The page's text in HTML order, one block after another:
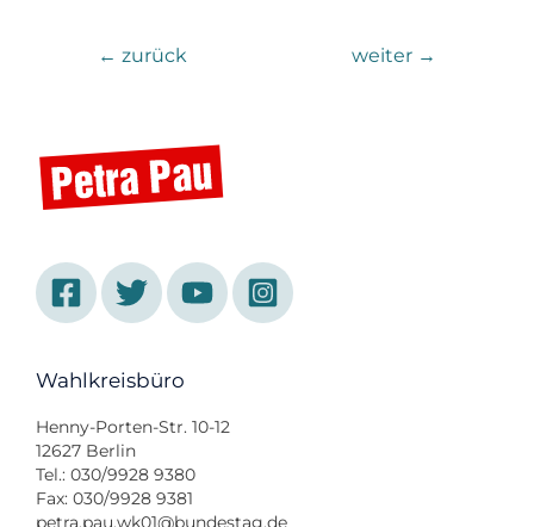
← zurück weiter →
Wahlkreisbüro
Henny-Porten-Str. 10-12
12627 Berlin
Tel.: 030/9928 9380
Fax: 030/9928 9381
petra.pau.wk01@bundestag.de